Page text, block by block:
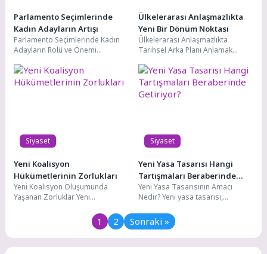
Parlamento Seçimlerinde
Kadın Adayların Artışı
Parlamento Seçimlerinde Kadın
Adayların Rolü ve Önemi
adayların varlığı, demokratik
süreçlerin sağlıklı...
Ülkelerarası Anlaşmazlıkta
Yeni Bir Dönüm Noktası
Ülkelerarası Anlaşmazlıkta
Tarihsel Arka Planı Anlamak
tarihsel arka planı anlamak,
mevcut çatışmaların köklerini...
Siyaset
Yeni Koalisyon
Hükümetlerinin Zorlukları
Yeni Koalisyon Oluşumunda
Yaşanan Zorluklar Yeni
beraberinde getirir. Bu...
Siyaset
Yeni Yasa Tasarısı Hangi
Tartışmaları Beraberinde
Getiriyor?
Yeni Yasa Tasarısının Amacı
Nedir? Yeni yasa tasarısı,
vermek ve mevcut sorunları...
1 2 Sonraki »